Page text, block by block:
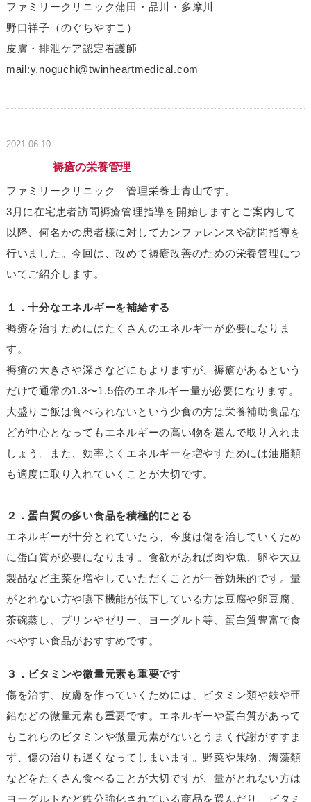
ファミリークリニック蒲田・品川・多摩川
野口祥子（のぐちやすこ）
皮膚・排泄ケア認定看護師
mail:y.noguchi@twinheartmedical.com
2021.06.10
褥瘡の栄養管理
ファミリークリニック 管理栄養士青山です。
3月に在宅患者訪問褥瘡管理指導を開始しますとご案内して
以降、何名かの患者様に対してカンファレンスや訪問指導を
行いました。今回は、改めて褥瘡改善のための栄養管理につ
いてご紹介します。
１．十分なエネルギーを補給する
褥瘡を治すためにはたくさんのエネルギーが必要になりま
す。
褥瘡の大きさや深さなどにもよりますが、褥瘡があるという
だけで通常の1.3〜1.5倍のエネルギー量が必要になります。
大盛りご飯は食べられないという少食の方は栄養補助食品な
どが中心となってもエネルギーの高い物を選んで取り入れま
しょう。また、効率よくエネルギーを増やすためには油脂類
も適度に取り入れていくことが大切です。
２．蛋白質の多い食品を積極的にとる
エネルギーが十分とれていたら、今度は傷を治していくため
に蛋白質が必要になります。食欲があれば肉や魚、卵や大豆
製品など主菜を増やしていただくことが一番効果的です。量
がとれない方や嚥下機能が低下している方は豆腐や卵豆腐、
茶碗蒸し、プリンやゼリー、ヨーグルト等、蛋白質豊富で食
べやすい食品がおすすめです。
３．ビタミンや微量元素も重要です
傷を治す、皮膚を作っていくためには、ビタミン類や鉄や亜
鉛などの微量元素も重要です。エネルギーや蛋白質があって
もこれらのビタミンや微量元素がないとうまく代謝がすすま
ず、傷の治りも遅くなってしまいます。野菜や果物、海藻類
などをたくさん食べることが大切ですが、量がとれない方は
ヨーグルトなど鉄分強化されている商品を選んだり、ビタミ